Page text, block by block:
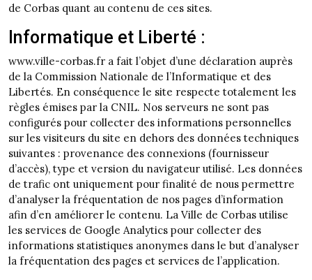
de Corbas quant au contenu de ces sites.
Informatique et Liberté :
www.ville-corbas.fr a fait l’objet d’une déclaration auprès
de la Commission Nationale de l’Informatique et des
Libertés. En conséquence le site respecte totalement les
règles émises par la CNIL. Nos serveurs ne sont pas
configurés pour collecter des informations personnelles
sur les visiteurs du site en dehors des données techniques
suivantes : provenance des connexions (fournisseur
d’accès), type et version du navigateur utilisé. Les données
de trafic ont uniquement pour finalité de nous permettre
d’analyser la fréquentation de nos pages d’information
afin d’en améliorer le contenu. La Ville de Corbas utilise
les services de Google Analytics pour collecter des
informations statistiques anonymes dans le but d’analyser
la fréquentation des pages et services de l’application.